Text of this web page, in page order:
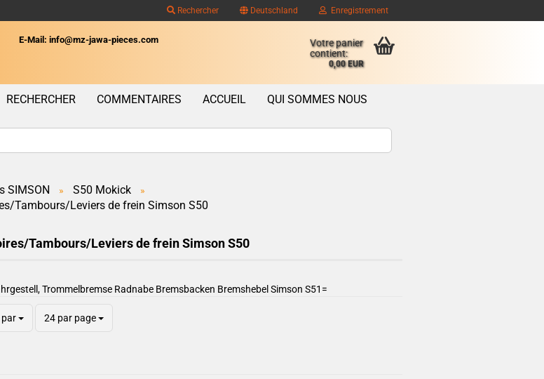
Rechercher Deutschland
Wohnort
Enregistrement
Créer un compte client
E-Mail: info@mz-jawa-pieces.com
Votre panier
contient:
0,00 EUR
RECHERCHER COMMENTAIRES ACCUEIL QUI SOMMES NOUS
SIMSON » S50 Mokick »
Tambours/Leviers de frein Simson S50
Tambours/Leviers de frein Simson S50
Trommelbremse Radnabe Bremsbacken Bremshebel Simson S51=
par 24 par page